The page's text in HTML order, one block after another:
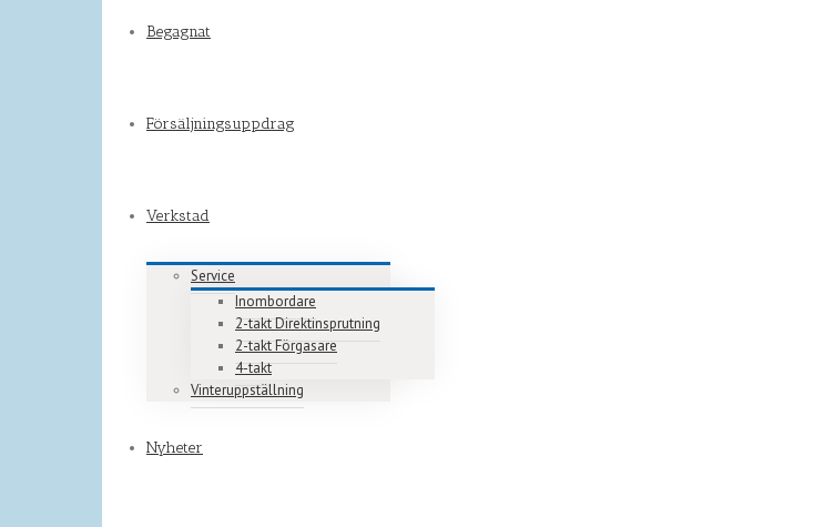
Begagnat
Försäljningsuppdrag
Verkstad
Service
Inombordare
2-takt Direktinsprutning
2-takt Förgasare
4-takt
Vinteruppställning
Nyheter